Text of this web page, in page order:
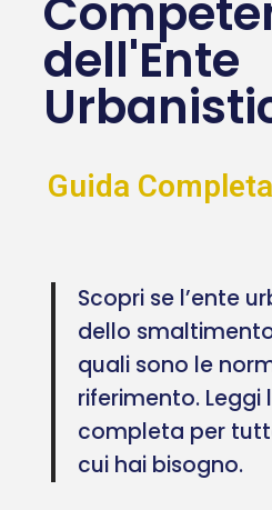
dell'Ente
Guida Completa
Scopri se l’ente
dello
quali sono le
riferimento.
completa per
cui hai bisogno.